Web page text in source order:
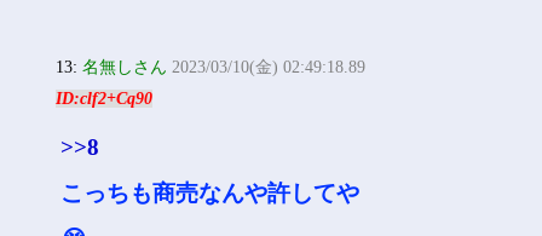
13:名無しさん 2023/03/10(金) 02:49:18.89
ID:clf2+Cq90
>>8
こっちも商売なんや許してや